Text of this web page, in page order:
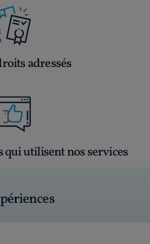
adressés
qui utilisent nos services